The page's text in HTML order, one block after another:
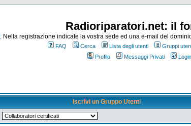
Radioriparatori.net: il
. Nella registrazione indicate la vostra sede ed una e-mail del
FAQ Cerca Lista degli utenti Gruppi
Profilo
Messaggi Privati Login
Iscrivi un Gruppo Utenti